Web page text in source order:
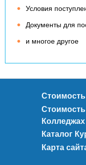
Условия
Документы для
и многое другое
Колледжах
Каталог
Карта